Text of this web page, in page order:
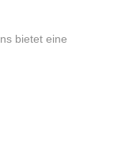
bietet eine